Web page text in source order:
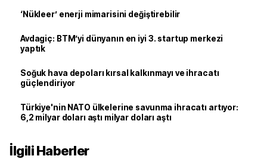
‘Nükleer’ enerji mimarisini değiştirebilir
Avdagiç: BTM’yi dünyanın en iyi 3. startup merkezi
yaptık
Soğuk hava depoları kırsal kalkınmayı ve ihracatı
güçlendiriyor
Türkiye'nin NATO ülkelerine savunma ihracatı artıyor:
6,2 milyar doları aştı milyar doları aştı
İlgili Haberler